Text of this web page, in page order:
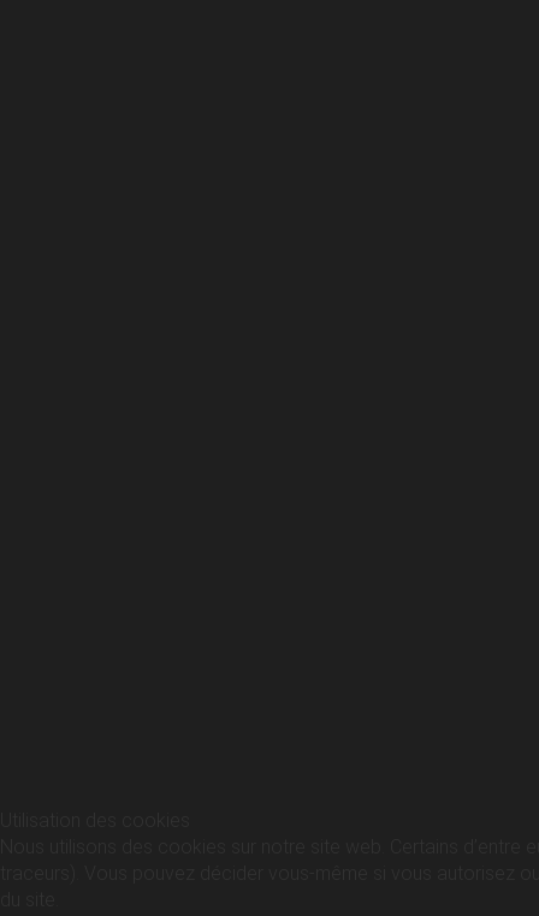
Nous utilisons des cookies sur notre site web. Certains
traceurs). Vous pouvez décider vous-même si vous autorisez